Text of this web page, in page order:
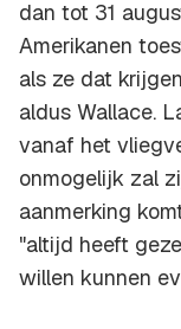
dan tot 31
Amerikanen
als ze dat
aldus Wallace.
vanaf het
onmogelijk zal
aanmerking
"altijd heeft
willen kunnen